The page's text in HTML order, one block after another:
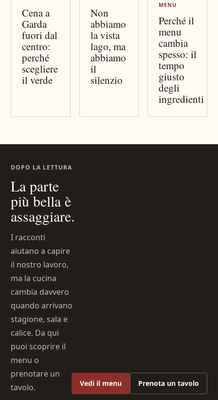
Cena a
Garda
fuori dal
centro:
perché
scegliere
il verde
Non
abbiamo
la vista
lago, ma
abbiamo
il
silenzio
MENU
Perché il
menu
cambia
spesso: il
tempo
giusto
degli
ingredienti
DOPO LA LETTURA
La parte
più bella è
assaggiare.
I racconti
aiutano a capire
il nostro lavoro,
ma la cucina
cambia davvero
quando arrivano
stagione, sala e
calice. Da qui
puoi scoprire il
menu o
prenotare un
tavolo.
Vedi il menu Prenota un tavolo